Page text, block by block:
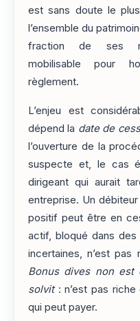
est sans doute le
l’ensemble du
fraction de ses
mobilisable pour
règlement.
L’enjeu est
dépend la date de
l’ouverture de la
suspecte et, le cas
dirigeant qui aurait
entreprise. Un
positif peut être en
actif, bloqué dans
incertaines, n’est pas
Bonus dives non
solvit: n’est pas riche
qui peut payer.